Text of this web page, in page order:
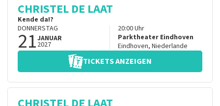
CHRISTEL DE LAAT
Kende da!?
DONNERSTAG
21JANUAR
2027
20:00Uhr
Parktheater Eindhoven
Eindhoven, Niederlande
TICKETS ANZEIGEN